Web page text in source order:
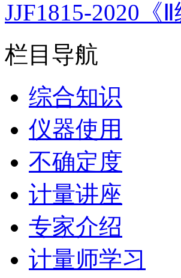
JJF1815-2020《
栏目导航
综合知识
仪器使用
不确定度
计量讲座
专家介绍
计量师学习